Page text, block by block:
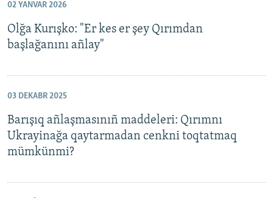
02 YANVAR 2026
Olğa Kurışko: "Er kes er şey Qırımdan
başlağanını añlay"
03 DEKABR 2025
Barışıq añlaşmasınıñ maddeleri: Qırımnı
Ukrayinağa qaytarmadan cenkni toqtatmaq
mümkünmi?